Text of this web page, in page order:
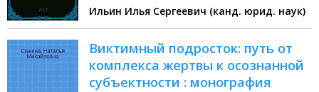
Ильин Илья Сергеевич (канд. юрид. наук)
Виктимный подросток: путь от
комплекса жертвы к осознанной
субъектности : монография